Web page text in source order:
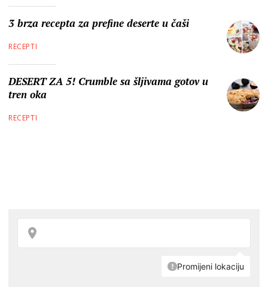
3 brza recepta za prefine deserte u čaši
RECEPTI
DESERT ZA 5! Crumble sa šljivama gotov u
tren oka
RECEPTI